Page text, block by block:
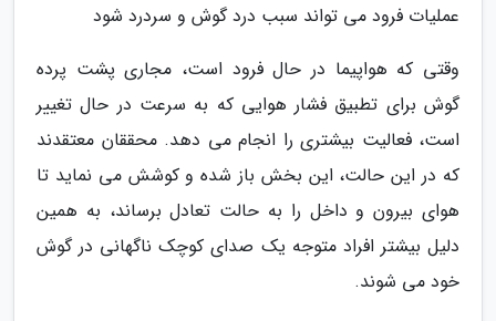
عملیات فرود می تواند سبب درد گوش و سردرد شود
وقتی که هواپیما در حال فرود است، مجاری پشت پرده
گوش برای تطبیق فشار هوایی که به سرعت در حال تغییر
است، فعالیت بیشتری را انجام می دهد. محققان معتقدند
که در این حالت، این بخش باز شده و کوشش می نماید تا
هوای بیرون و داخل را به حالت تعادل برساند، به همین
دلیل بیشتر افراد متوجه یک صدای کوچک ناگهانی در گوش
خود می شوند.